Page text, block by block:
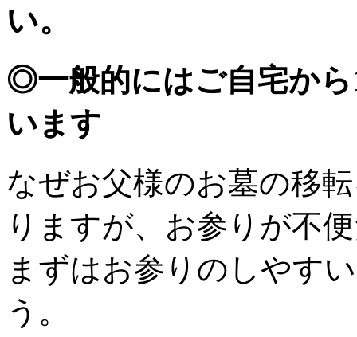
い。
◎一般的にはご自宅か
います
なぜお父様のお墓の移
りますが、お参りが不
まずはお参りのしやす
う。